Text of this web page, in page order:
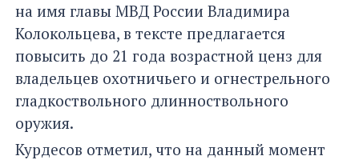
на имя главы МВД России Владимира
Колокольцева, в тексте предлагается
повысить до 21 года возрастной ценз для
владельцев охотничьего и огнестрельного
гладкоствольного длинноствольного
оружия.
Курдесов отметил, что на данный момент